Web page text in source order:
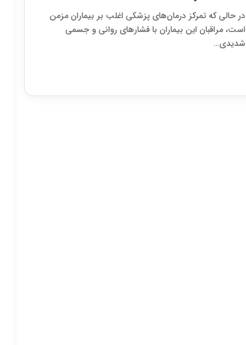
در حالی که تمرکز درمان‌های پزشکی اغلب بر بیماران مزمن
است، مراقبان این بیماران با فشارهای روانی و جسمی
شدیدی…